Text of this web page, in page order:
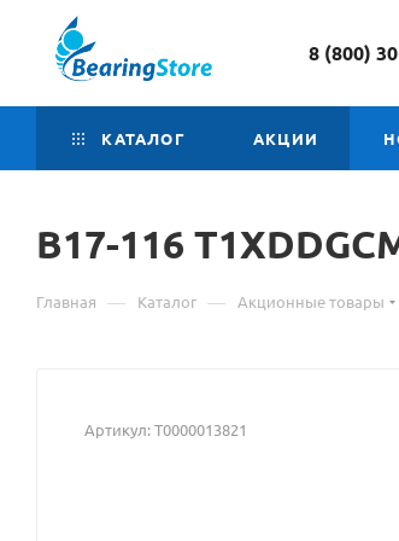
8 (800)
КАТАЛОГ АКЦИИ
B17-116 Материал
о
116
Главная — Каталог — Акционные товары
Артикул:Т0000013821